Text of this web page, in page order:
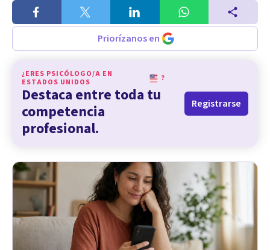
Priorízanos en
¿ERES PSICÓLOGO/A EN
ESTADOS UNIDOS
?
Destaca entre toda tu
competencia
profesional.
Registrarse